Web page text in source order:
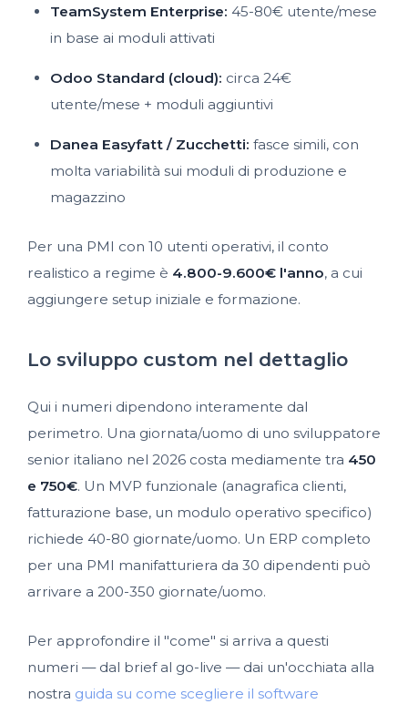
TeamSystem Enterprise: 45-80€ utente/mese
in base ai moduli attivati
Odoo Standard (cloud): circa 24€
utente/mese + moduli aggiuntivi
Danea Easyfatt / Zucchetti: fasce simili, con
molta variabilità sui moduli di produzione e
magazzino
Per una PMI con 10 utenti operativi, il conto
realistico a regime è 4.800-9.600€ l'anno, a cui
aggiungere setup iniziale e formazione.
Lo sviluppo custom nel dettaglio
Qui i numeri dipendono interamente dal
perimetro. Una giornata/uomo di uno sviluppatore
senior italiano nel 2026 costa mediamente tra 450
e 750€. Un MVP funzionale (anagrafica clienti,
fatturazione base, un modulo operativo specifico)
richiede 40-80 giornate/uomo. Un ERP completo
per una PMI manifatturiera da 30 dipendenti può
arrivare a 200-350 giornate/uomo.
Per approfondire il "come" si arriva a questi
numeri — dal brief al go-live — dai un'occhiata alla
nostra guida su come scegliere il software